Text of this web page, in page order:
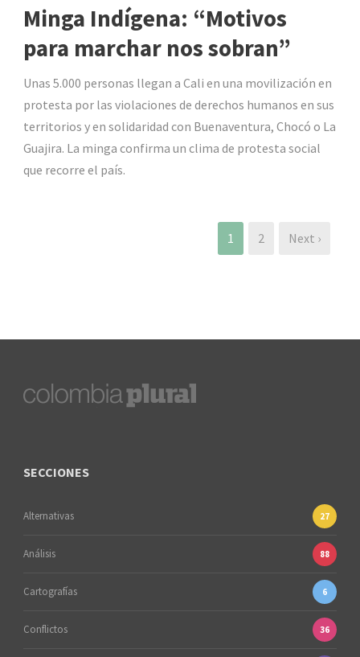
Minga Indígena: “Motivos
para marchar nos sobran”
Unas 5.000 personas llegan a Cali en una movilización en
protesta por las violaciones de derechos humanos en sus
territorios y en solidaridad con Buenaventura, Chocó o La
Guajira. La minga confirma un clima de protesta social
que recorre el país.
1 2 Next ›
SECCIONES
Alternativas 27
Análisis 88
Cartografías 6
Conflictos 36